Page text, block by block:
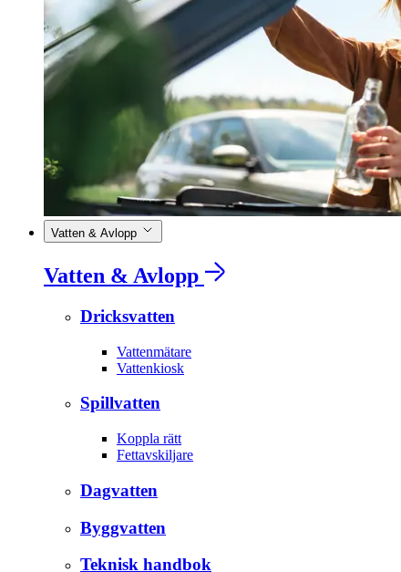
Vatten & Avlopp
Vatten & Avlopp
Dricksvatten
Vattenmätare
Vattenkiosk
Spillvatten
Koppla rätt
Fettavskiljare
Dagvatten
Byggvatten
Teknisk handbok